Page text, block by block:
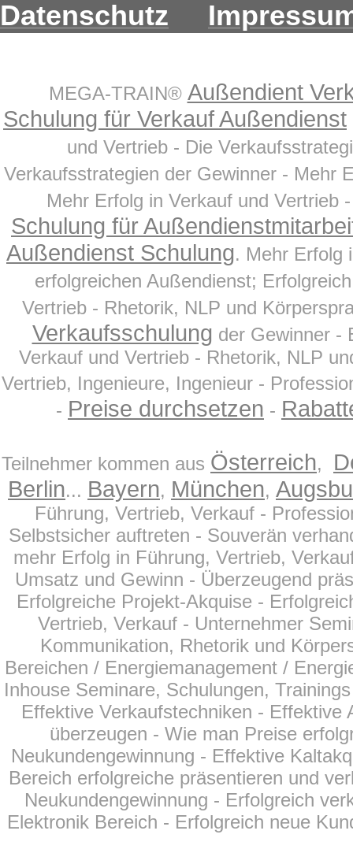
Datenschutz
MEGA-TRAIN® Außendient
Schulung für Verkauf Außendienst
und Vertrieb - Die
Verkaufsstrategien der Gewinner - Mehr
Mehr Erfolg in Verkauf und Vertrieb
Schulung für
Außendienst Schulung. Mehr Erfolg
erfolgreichen Außendienst;
Vertrieb - Rhetorik, NLP und
Verkaufsschulung der Gewinner -
Verkauf und Vertrieb - Rhetorik, NLP
Vertrieb, Ingenieure, Ingenieur -
- Preise durchsetzen -
Teilnehmer kommen aus Österreich,
Berlin... Bayern, München,
Führung, Vertrieb, Verkauf -
Selbstsicher auftreten - Souverän
mehr Erfolg in Führung, Vertrieb,
Umsatz und Gewinn - Überzeugend
Erfolgreiche Projekt-Akquise -
Vertrieb, Verkauf - Unternehmer
Kommunikation, Rhetorik und
Bereichen / Energiemanagement /
Inhouse Seminare, Schulungen,
Effektive Verkaufstechniken -
überzeugen - Wie man Preise
Neukundengewinnung - Effektive
Bereich erfolgreiche präsentieren und
Neukundengewinnung - Erfolgreich
Elektronik Bereich - Erfolgreich neue